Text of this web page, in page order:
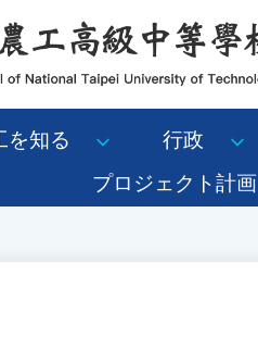
を知る 行政
プロジェクト計画